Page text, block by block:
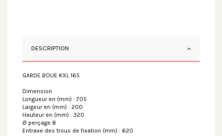
DESCRIPTION
GARDE BOUE KXL 165
Dimension
Longueur en (mm) : 705
Largeur en (mm) : 200
Hauteur en (mm) : 320
Ø perçage 8
Entraxe des trous de fixation (mm) : 620